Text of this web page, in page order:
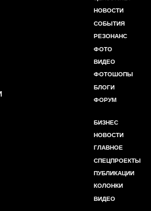
НОВОСТИ
СОБЫТИЯ
РЕЗОНАНС
ФОТО
ВИДЕО
ФОТОШОПЫ
БЛОГИ
ФОРУМ
БИЗНЕС
НОВОСТИ
ГЛАВНОЕ
СПЕЦПРОЕКТЫ
ПУБЛИКАЦИИ
КОЛОНКИ
ВИДЕО